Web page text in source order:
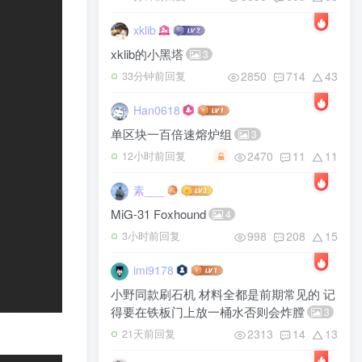
xklib
xklib的小黑塔 3
33分钟前回复 2850 714 43
Han0618
单区块一百倍速熔炉组 3
12小时前回复 2470 11 11
素___
MiG-31 Foxhound 4
3小时前回复 998 208 15
imi9178
小野同款刷石机 材料全都是前期常见的 记
得要在铁板门上放一桶水否则会炸膛
3
21天前回复 2313 14 13